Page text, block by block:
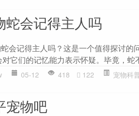
蛇会记得主人吗
会记得主人吗？这是一个值得探讨的
对它们的记忆能力表示怀疑。毕竟，蛇
05-12 418 122 宠物科
宠物吧